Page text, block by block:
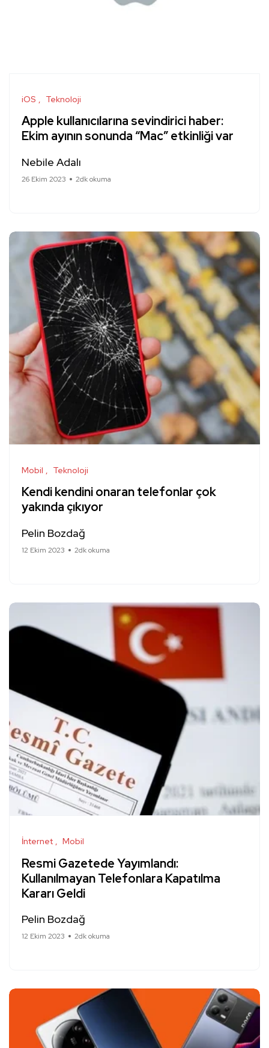
iOS Teknoloji
Apple kullanıcılarına sevindirici haber:
Ekim ayının sonunda “Mac” etkinliği var
Nebile Adalı
26 Ekim 2023 2dk okuma
Mobil Teknoloji
Kendi kendini onaran telefonlar çok
yakında çıkıyor
Pelin Bozdağ
12 Ekim 2023 2dk okuma
İnternet Mobil
Resmi Gazetede Yayımlandı:
Kullanılmayan Telefonlara Kapatılma
Kararı Geldi
Pelin Bozdağ
12 Ekim 2023 2dk okuma